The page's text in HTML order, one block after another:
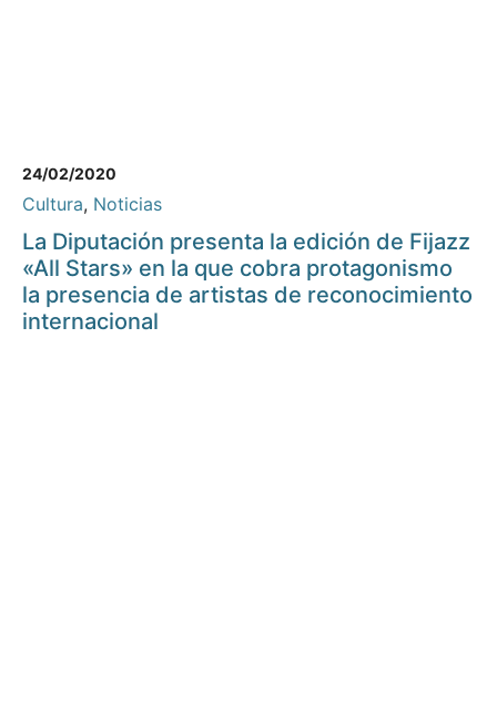
24/02/2020
Cultura, Noticias
La Diputación presenta la edición de Fijazz
«All Stars» en la que cobra protagonismo
la presencia de artistas de reconocimiento
internacional